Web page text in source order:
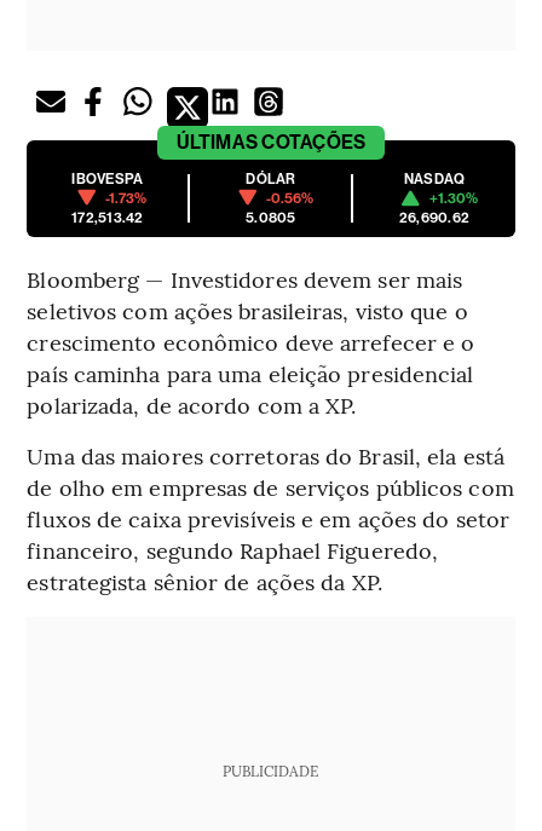
ÚLTIMASCOTAÇÕES
IBOVESPA
-1.73%
172,513.42
DÓLAR
-0.56%
5.0805
NASDAQ
+1.30%
26,690.62
Bloomberg — Investidores devem ser mais
seletivos com ações brasileiras, visto que o
crescimento econômico deve arrefecer e o
país caminha para uma eleição presidencial
polarizada, de acordo com a XP.
Uma das maiores corretoras do Brasil, ela está
de olho em empresas de serviços públicos com
fluxos de caixa previsíveis e em ações do setor
financeiro, segundo Raphael Figueredo,
estrategista sênior de ações da XP.
PUBLICIDADE